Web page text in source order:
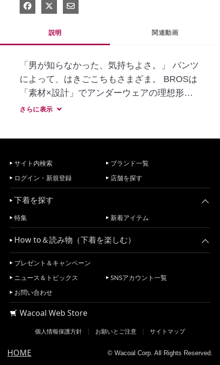
Facebook で共有
Xで共有する電子メールで共有
説明 関連動画
「男が知らなかった、気持ちよさ。」 パンツ
によって、はきごこちもさまざま。 BROSは
「素材×設計」でアンダーウェアの理想形
を、追い求める。 ⽇常を楽しむように、下着
さらに表示
サイト内検索
ブランド一覧
ログイン・新規登録
店舗を探す
下着を探す
特集 新着アイテム
How to＆読み物（下着を楽しむ）
プレゼント＆キャンペーン
ニュース＆トピックス
SNSアカウント一覧
お問い合わせ
Wacoal Web Store
個人情報保護方針 お願いとご注意 サイトマップ
HOME © Wacoal Corp. All Rights Reserved.